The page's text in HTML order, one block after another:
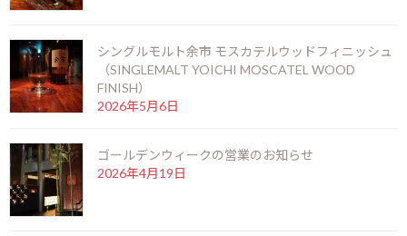
年末年始の営業のお知らせ
2014年12月14日
シングルモルト余市 モスカテルウッドフィニッシュ
（SINGLEMALT YOICHI MOSCATEL WOOD
FINISH）
2026年5月6日
ゴールデンウィークの営業のお知らせ
2026年4月19日